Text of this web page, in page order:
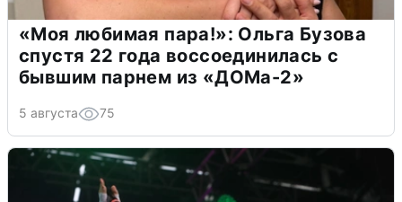
«Моя любимая пара!»: Ольга Бузова
спустя 22 года воссоединилась с
бывшим парнем из «ДОМа-2»
5 августа 75